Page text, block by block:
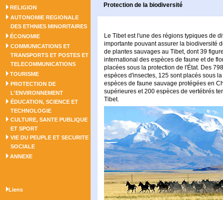
RELIGION
AUTONOMIE REGIONALE
DES ETHNIES MINORITAIRES
ÉCONOMIE
COMMUNICATIONS ET
TRANSPORTS ET POSTES ET
TELECOMMUNICATIONS
TOURISME
PROTECTION DE
L'ENVIRONNEMENT
ÉDUCATION, SCIENCE ET
TECHNOLOGIE
CULTURE, SANTE PUBLIQUE
ET SPORT
VIE DU PEUPLE ET SECURITE
SOCIALE
ANNEXE
Liens
Protection de la biodiversité
Le Tibet est l'une des régions typiques de
importante pouvant assurer la biodiversité
de plantes sauvages au Tibet, dont 39
international des espèces de faune et de
placées sous la protection de l'État. Des
espèces d'insectes, 125 sont placés sous
espèces de faune sauvage protégées en
supérieures et 200 espèces de vertébrés
Tibet.